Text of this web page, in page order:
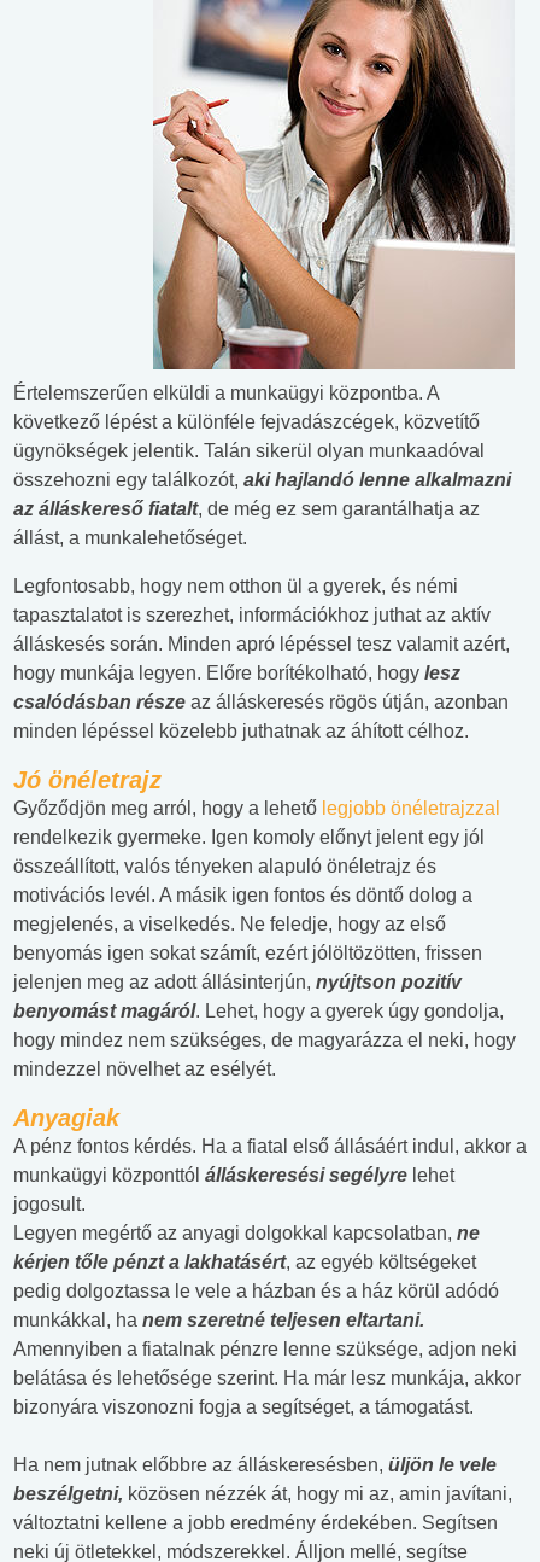
Értelemszerűen elküldi a munkaügyi központba. A
következő lépést a különféle fejvadászcégek, közvetítő
ügynökségek jelentik. Talán sikerül olyan munkaadóval
összehozni egy találkozót, aki hajlandó lenne alkalmazni
az álláskereső fiatalt, de még ez sem garantálhatja az
állást, a munkalehetőséget.
Legfontosabb, hogy nem otthon ül a gyerek, és némi
tapasztalatot is szerezhet, információkhoz juthat az aktív
álláskesés során. Minden apró lépéssel tesz valamit azért,
hogy munkája legyen. Előre borítékolható, hogy lesz
csalódásban része az álláskeresés rögös útján, azonban
minden lépéssel közelebb juthatnak az áhított célhoz.
Jó önéletrajz
Győződjön meg arról, hogy a lehető legjobb önéletrajzzal
rendelkezik gyermeke. Igen komoly előnyt jelent egy jól
összeállított, valós tényeken alapuló önéletrajz és
motivációs levél. A másik igen fontos és döntő dolog a
megjelenés, a viselkedés. Ne feledje, hogy az első
benyomás igen sokat számít, ezért jólöltözötten, frissen
jelenjen meg az adott állásinterjún, nyújtson pozitív
benyomást magáról. Lehet, hogy a gyerek úgy gondolja,
hogy mindez nem szükséges, de magyarázza el neki, hogy
mindezzel növelhet az esélyét.
Anyagiak
A pénz fontos kérdés. Ha a fiatal első állásáért indul, akkor a
munkaügyi központtól álláskeresési segélyre lehet
jogosult.
Legyen megértő az anyagi dolgokkal kapcsolatban, ne
kérjen tőle pénzt a lakhatásért, az egyéb költségeket
pedig dolgoztassa le vele a házban és a ház körül adódó
munkákkal, ha nem szeretné teljesen eltartani.
Amennyiben a fiatalnak pénzre lenne szüksége, adjon neki
belátása és lehetősége szerint. Ha már lesz munkája, akkor
bizonyára viszonozni fogja a segítséget, a támogatást.
Ha nem jutnak előbbre az álláskeresésben, üljön le vele
beszélgetni, közösen nézzék át, hogy mi az, amin javítani,
változtatni kellene a jobb eredmény érdekében. Segítsen
neki új ötletekkel, módszerekkel. Álljon mellé, segítse